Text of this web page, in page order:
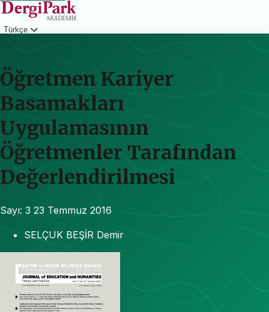
Türkçe
Öğretmen Kariyer
Basamakları
Uygulamasının
Öğretmenler Tarafından
Değerlendirilmesi
Sayı: 3 23 Temmuz 2016
SELÇUK BEŞİR Demir